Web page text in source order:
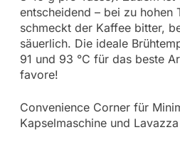
entscheidend – bei zu hohen
schmeckt der Kaffee bitter,
säuerlich. Die ideale
91 und 93 °C für das beste
favore!
Convenience Corner für
Kapselmaschine und